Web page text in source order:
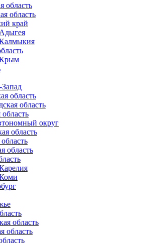
область
область
край
Крым
область
область
округ
область
область
область
область